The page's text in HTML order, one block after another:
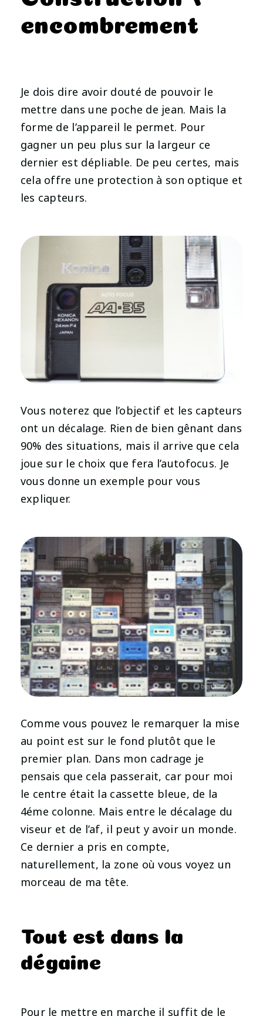
encombrement
Je dois dire avoir douté de pouvoir le
mettre dans une poche de jean. Mais la
forme de l’appareil le permet. Pour
gagner un peu plus sur la largeur ce
dernier est dépliable. De peu certes, mais
cela offre une protection à son optique et
les capteurs.
Vous noterez que l’objectif et les capteurs
ont un décalage. Rien de bien gênant dans
90% des situations, mais il arrive que cela
joue sur le choix que fera l’autofocus. Je
vous donne un exemple pour vous
expliquer.
Comme vous pouvez le remarquer la mise
au point est sur le fond plutôt que le
premier plan. Dans mon cadrage je
pensais que cela passerait, car pour moi
le centre était la cassette bleue, de la
4éme colonne. Mais entre le décalage du
viseur et de l’af, il peut y avoir un monde.
Ce dernier a pris en compte,
naturellement, la zone où vous voyez un
morceau de ma tête.
Tout est dans la
dégaine
Pour le mettre en marche il suffit de le